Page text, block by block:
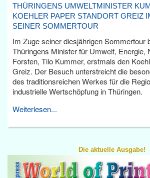
THÜRINGENS UMWELTMINISTER
KOEHLER PAPER STANDORT GREIZ
SEINER SOMMERTOUR
Im Zuge seiner diesjährigen Sommertour
Thüringens Minister für Umwelt, Energie,
Forsten, Tilo Kummer, erstmals den
Greiz. Der Besuch unterstreicht die
des traditionsreichen Werkes für die
industrielle Wertschöpfung in Thüringen.
Weiterlesen...
Die aktuelle Ausgabe!